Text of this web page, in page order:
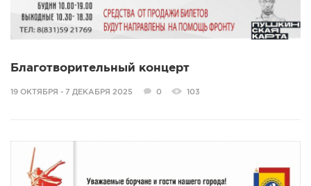
Благотворительный концерт
19 ОКТЯБРЯ - 7 ДЕКАБРЯ 2025 0 103